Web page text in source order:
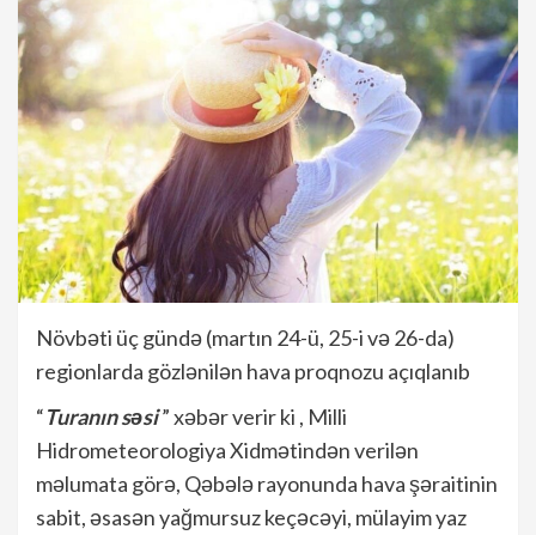
Növbəti üç gündə (martın 24-ü, 25-i və 26-da)
regionlarda gözlənilən hava proqnozu açıqlanıb
“Turanın səsi” xəbər verir ki , Milli
Hidrometeorologiya Xidmətindən verilən
məlumata görə, Qəbələ rayonunda hava şəraitinin
sabit, əsasən yağmursuz keçəcəyi, mülayim yaz